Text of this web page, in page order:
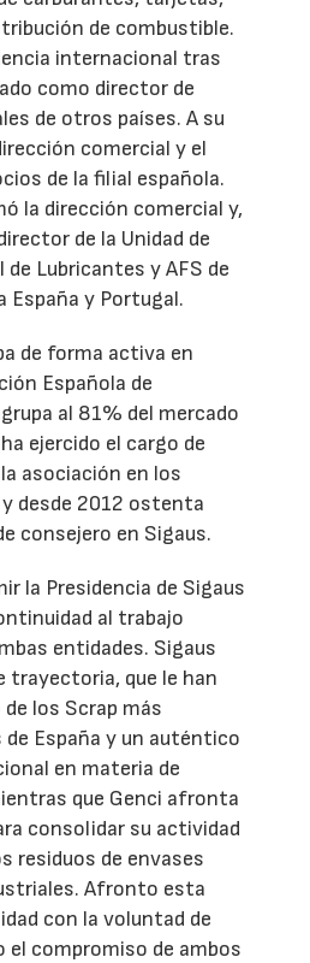
de combustible.
internacional tras
como director de
de otros países. A su
comercial y el
de la filial española.
la dirección comercial y,
de la Unidad de
Lubricantes y AFS de
España y Portugal.
de forma activa en
Española de
al 81% del mercado
ejercido el cargo de
asociación en los
desde 2012 ostenta
consejero en Sigaus.
la Presidencia de Sigaus
al trabajo
entidades. Sigaus
trayectoria, que le han
los Scrap más
España y un auténtico
en materia de
que Genci afronta
consolidar su actividad
residuos de envases
Afronto esta
con la voluntad de
el compromiso de ambos